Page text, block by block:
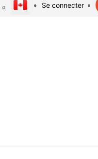
Se connecter